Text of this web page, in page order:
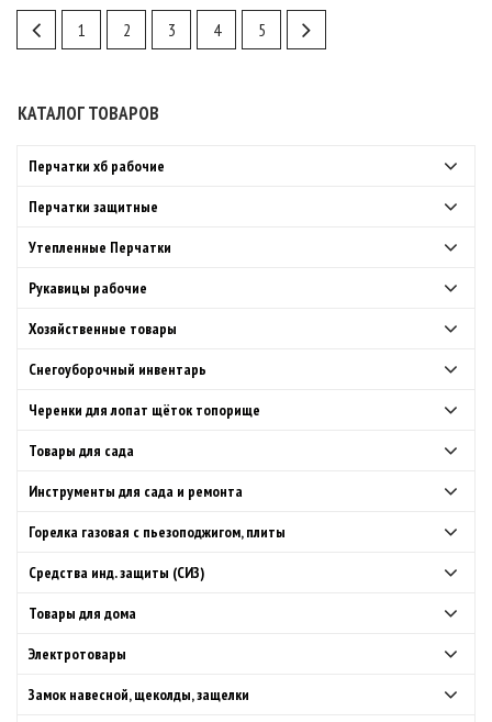
1 2 3 4 5
КАТАЛОГ ТОВАРОВ
Перчатки хб рабочие
Перчатки защитные
Утепленные Перчатки
Рукавицы рабочие
Хозяйственные товары
Снегоуборочный инвентарь
Черенки для лопат щёток топорище
Товары для сада
Инструменты для сада и ремонта
Горелка газовая с пьезоподжигом, плиты
Средства инд. защиты (СИЗ)
Товары для дома
Электротовары
Замок навесной, щеколды, защелки